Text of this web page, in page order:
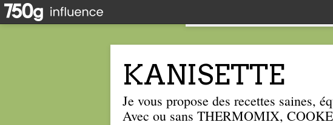
KANISETTE
Je vous propose des recettes saines,
Avec ou sans THERMOMIX,